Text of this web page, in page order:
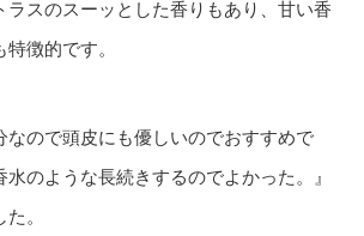
ラスのスーッとした香りもあり、甘い香
徴的です。
なので頭皮にも優しいのでおすすめで
のような長続きするのでよかった。』
。